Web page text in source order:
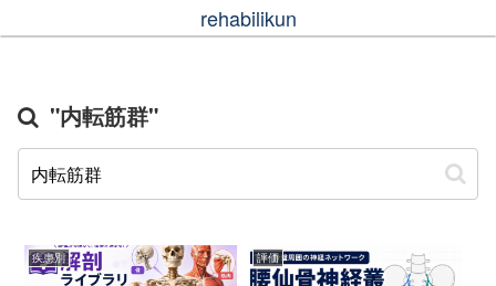
rehabilikun
"内転筋群"
疾患別 評価